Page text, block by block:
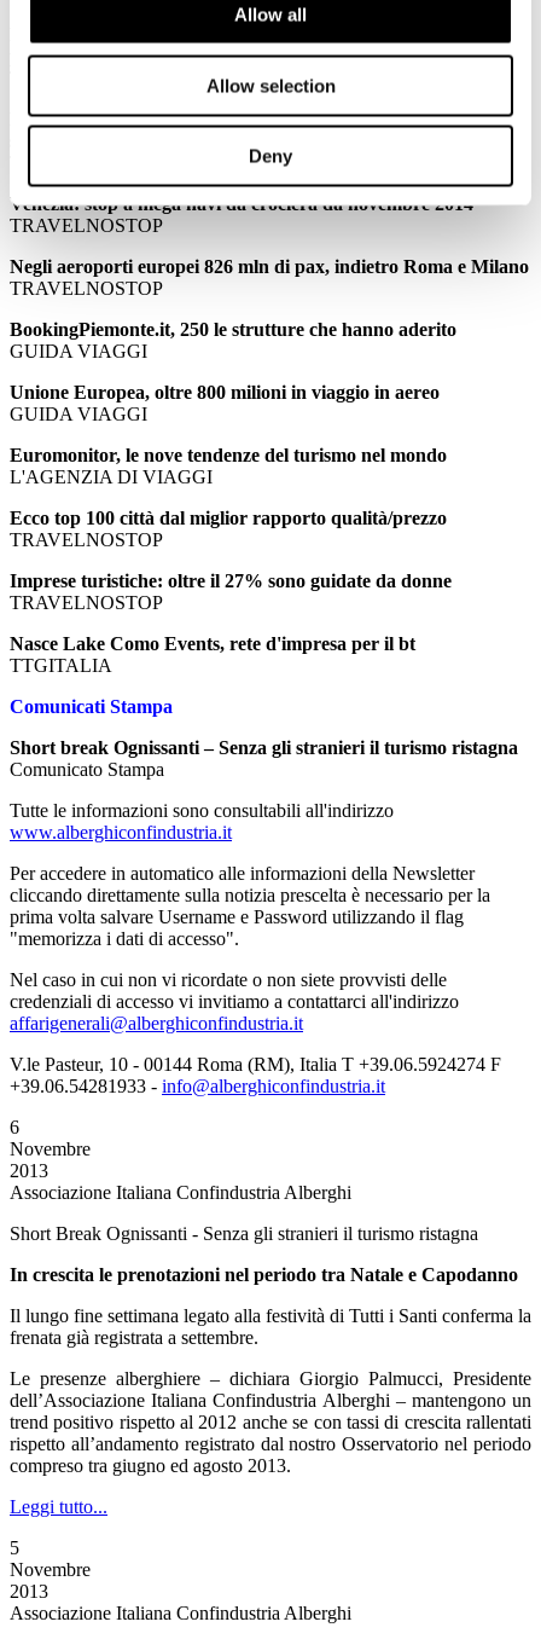
Allow all
Allow selection
Deny
ponte di Ognissanti
PALMUCCI: Ponte Ognissanti, turismo in stallo senza gli
Venezia: stop a mega navi da crociera da novembre 2014
TRAVELNOSTOP
Negli aeroporti europei 826 mln di pax, indietro Roma e Milano
TRAVELNOSTOP
BookingPiemonte.it, 250 le strutture che hanno aderito
GUIDA VIAGGI
Unione Europea, oltre 800 milioni in viaggio in aereo
GUIDA VIAGGI
Euromonitor, le nove tendenze del turismo nel mondo
L'AGENZIA DI VIAGGI
Ecco top 100 città dal miglior rapporto qualità/prezzo
TRAVELNOSTOP
Imprese turistiche: oltre il 27% sono guidate da donne
TRAVELNOSTOP
Nasce Lake Como Events, rete d'impresa per il bt
TTGITALIA
Comunicati Stampa
Short break Ognissanti – Senza gli stranieri il turismo ristagna
Comunicato Stampa
Tutte le informazioni sono consultabili all'indirizzo
www.alberghiconfindustria.it
Per accedere in automatico alle informazioni della Newsletter
cliccando direttamente sulla notizia prescelta è necessario per la
prima volta salvare Username e Password utilizzando il flag
"memorizza i dati di accesso".
Nel caso in cui non vi ricordate o non siete provvisti delle
credenziali di accesso vi invitiamo a contattarci all'indirizzo
affarigenerali@alberghiconfindustria.it
V.le Pasteur, 10 - 00144 Roma (RM), Italia T +39.06.5924274 F
+39.06.54281933 - info@alberghiconfindustria.it
6
Novembre
2013
Associazione Italiana Confindustria Alberghi
Short Break Ognissanti - Senza gli stranieri il turismo ristagna
In crescita le prenotazioni nel periodo tra Natale e Capodanno
Il lungo fine settimana legato alla festività di Tutti i Santi conferma la
frenata già registrata a settembre.
Le presenze alberghiere – dichiara Giorgio Palmucci, Presidente
dell’Associazione Italiana Confindustria Alberghi – mantengono un
trend positivo rispetto al 2012 anche se con tassi di crescita rallentati
rispetto all’andamento registrato dal nostro Osservatorio nel periodo
compreso tra giugno ed agosto 2013.
Leggi tutto...
5
Novembre
2013
Associazione Italiana Confindustria Alberghi